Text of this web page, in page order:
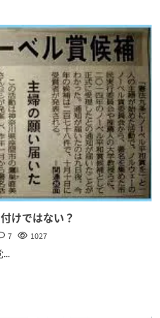
けではない？
7 1027